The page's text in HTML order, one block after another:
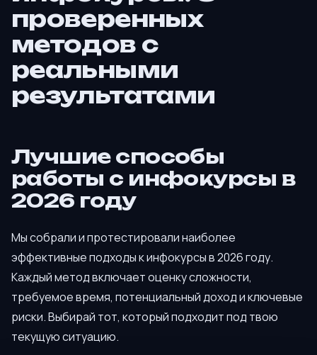
проверенных
методов с
реальными
результатами
Лучшие способы
работы с инфокурсы в
2026 году
Мы собрали и протестировали наиболее
эффективные подходы к инфокурсы в 2026 году.
Каждый метод включает оценку сложности,
требуемое время, потенциальный доход и ключевые
риски. Выбирай тот, который подходит под твою
текущую ситуацию.